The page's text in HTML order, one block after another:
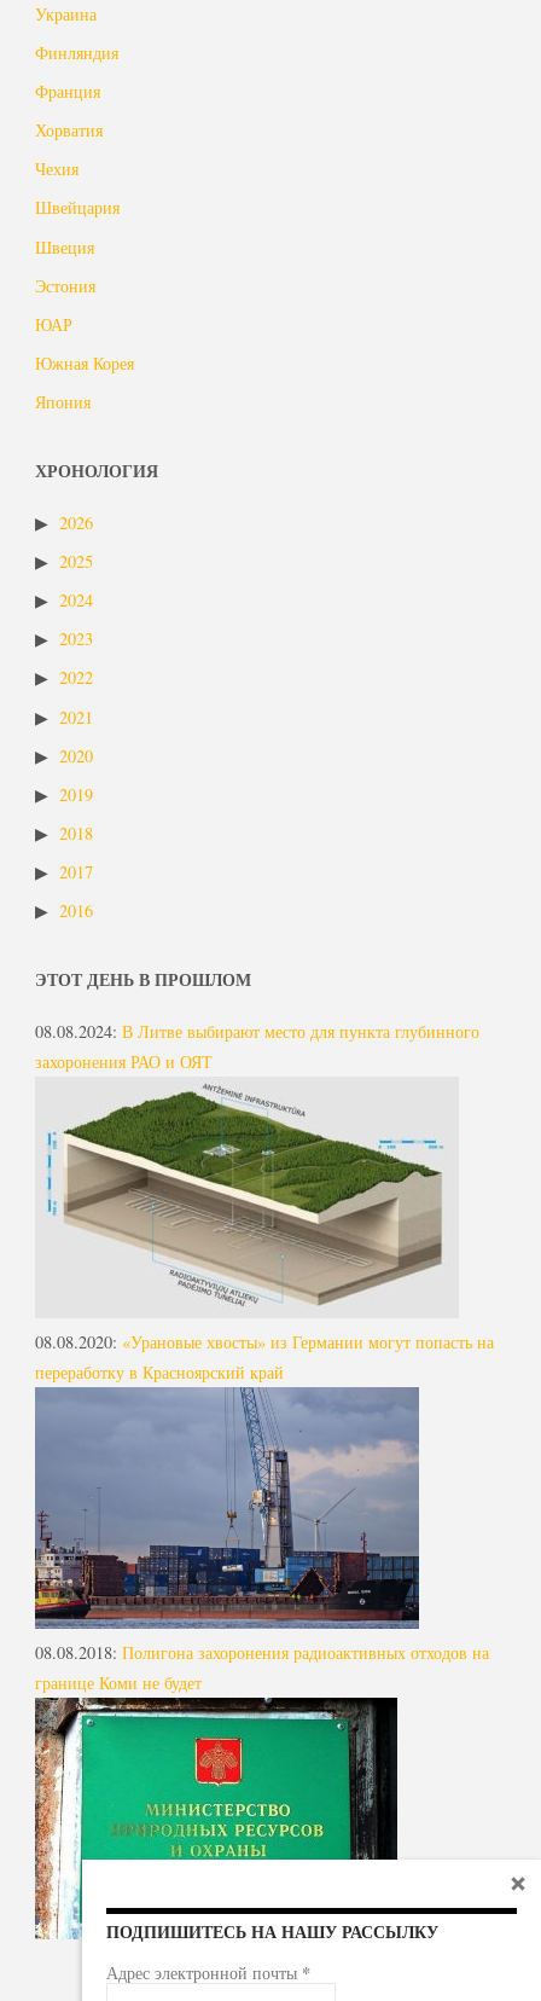
Украина
Финляндия
Франция
Хорватия
Чехия
Швейцария
Швеция
Эстония
ЮАР
Южная Корея
Япония
ХРОНОЛОГИЯ
2026
2025
2024
2023
2022
2021
2020
2019
2018
2017
2016
ЭТОТ ДЕНЬ В ПРОШЛОМ
08.08.2024: В Литве выбирают место для пункта глубинного
захоронения РАО и ОЯТ
08.08.2020: «Урановые хвосты» из Германии могут попасть на
переработку в Красноярский край
08.08.2018: Полигона захоронения радиоактивных отходов на
границе Коми не будет
ПОДПИШИТЕСЬ НА НАШУ РАССЫЛКУ
Адрес электронной почты *